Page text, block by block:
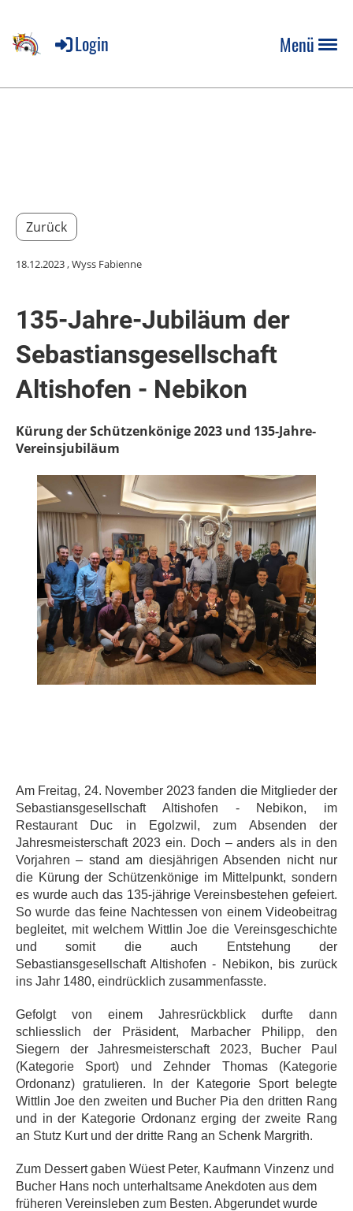
Menü
Login
Zurück
18.12.2023, Wyss Fabienne
135-Jahre-Jubiläum der
Sebastiansgesellschaft
Altishofen - Nebikon
Kürung der Schützenkönige 2023 und 135-Jahre-
Vereinsjubiläum
Am Freitag, 24. November 2023 fanden die Mitglieder der
Sebastiansgesellschaft Altishofen - Nebikon, im
Restaurant Duc in Egolzwil, zum Absenden der
Jahresmeisterschaft 2023 ein. Doch – anders als in den
Vorjahren – stand am diesjährigen Absenden nicht nur
die Kürung der Schützenkönige im Mittelpunkt, sondern
es wurde auch das 135-jährige Vereinsbestehen gefeiert.
So wurde das feine Nachtessen von einem Videobeitrag
begleitet, mit welchem Wittlin Joe die Vereinsgeschichte
und somit die auch Entstehung der
Sebastiansgesellschaft Altishofen - Nebikon, bis zurück
ins Jahr 1480, eindrücklich zusammenfasste.
Gefolgt von einem Jahresrückblick durfte dann
schliesslich der Präsident, Marbacher Philipp, den
Siegern der Jahresmeisterschaft 2023, Bucher Paul
(Kategorie Sport) und Zehnder Thomas (Kategorie
Ordonanz) gratulieren. In der Kategorie Sport belegte
Wittlin Joe den zweiten und Bucher Pia den dritten Rang
und in der Kategorie Ordonanz erging der zweite Rang
an Stutz Kurt und der dritte Rang an Schenk Margrith.
Zum Dessert gaben Wüest Peter, Kaufmann Vinzenz und
Bucher Hans noch unterhaltsame Anekdoten aus dem
früheren Vereinsleben zum Besten. Abgerundet wurde